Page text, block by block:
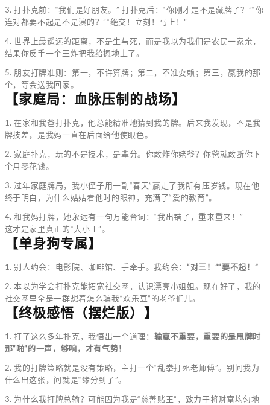
3. 打扑克前：“我们是好朋友。” 打扑克后：“你刚才是不是藏牌了？”“你
连对都要不起是不是演的？”“绝交！立刻！马上！”
4. 世界上最遥远的距离，不是生与死，而是我以为我们是农民一家亲，
结果你反手一个王炸把我给摁地上了。
5. 朋友打牌准则：第一，不许算牌；第二，不准耍赖；第三，赢我的那
个，等会送我回家。
【家庭局：血脉压制的战场】
1. 在家和我爸打扑克，他总能精准地猜到我的牌。后来我发现，不是我
牌技差，是我妈一直在后面给他使眼色。
2. 家庭扑克，玩的不是技术，是辈分。你敢炸你姥爷？你爸就敢断你下
个月零花钱。
3. 过年家庭牌局，我小侄子用一副“春天”赢走了我所有压岁钱。现在他
终于明白，为什么姑姑看他时的眼神，充满了“爱的教育”。
4. 和我妈打牌，她永远有一句万能台词：“我出错了，重来重来！” ——
这才是家里真正的“大小王”。
【单身狗专属】
1. 别人约会：电影院、咖啡馆、手牵手。我约会：“对三！”“要不起！”
2. 本以为学会打扑克能拓宽社交圈，认识漂亮小姐姐。现在好了，我的
社交圈里全是一群想着怎么骗我“欢乐豆”的老爷们儿。
【终极感悟（摆烂版）】
1. 打了这么多年扑克，我悟出一个道理： 输赢不重要，重要的是甩牌时
那“啪”的一声，够响，才有气势！
2. 我的打牌策略就是没有策略，主打一个“乱拳打死老师傅”。别问我为
什么出这张，问就是“缘分到了”。
3. 为什么我打牌总输？可能因为我是“慈善赌王”，致力于将财富均匀地